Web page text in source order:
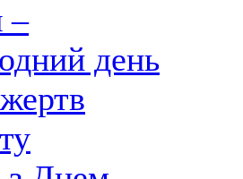
–
день